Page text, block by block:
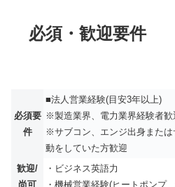
必須・歓迎要件
必須要
件
■法人営業経験(目安3年以上)
※製造業界、電力業界経験者歓
※サブコン、エンジ出身また
動をしていた方歓迎
歓迎/
尚可
・ビジネス英語力
・機械営業経験(ヒートポンプ